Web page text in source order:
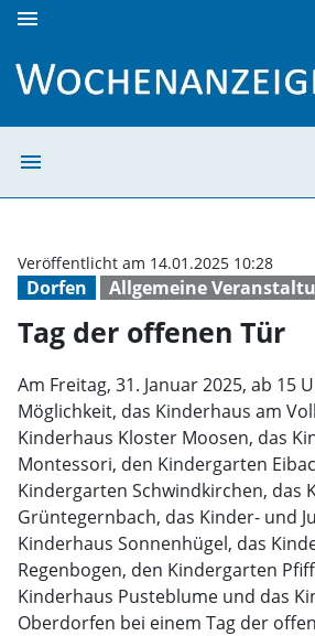
menu
menu
Dorfen Allgemeine
Veröffentlicht am 14.01.2025 10:28
Tag der offenen Tür
Am Freitag, 31. Januar 2025, ab 15
Möglichkeit, das Kinderhaus am
Kinderhaus Kloster Moosen, das
Montessori, den Kindergarten
Kindergarten Schwindkirchen, das
Grüntegernbach, das Kinder- und
Kinderhaus Sonnenhügel, das
Regenbogen, den Kindergarten
Kinderhaus Pusteblume und das
Oberdorfen bei einem Tag der